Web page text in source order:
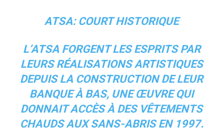
ATSA: COURT HISTORIQUE
L’ATSA FORGENT LES ESPRITS PAR
LEURS RÉALISATIONS ARTISTIQUES
DEPUIS LA CONSTRUCTION DE LEUR
BANQUE À BAS, UNE ŒUVRE QUI
DONNAIT ACCÈS À DES VÊTEMENTS
CHAUDS AUX SANS-ABRIS EN 1997.